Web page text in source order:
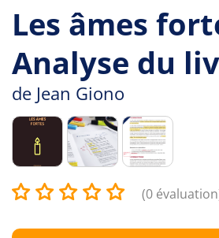
Les âmes
Analyse du
de Jean Giono
(0